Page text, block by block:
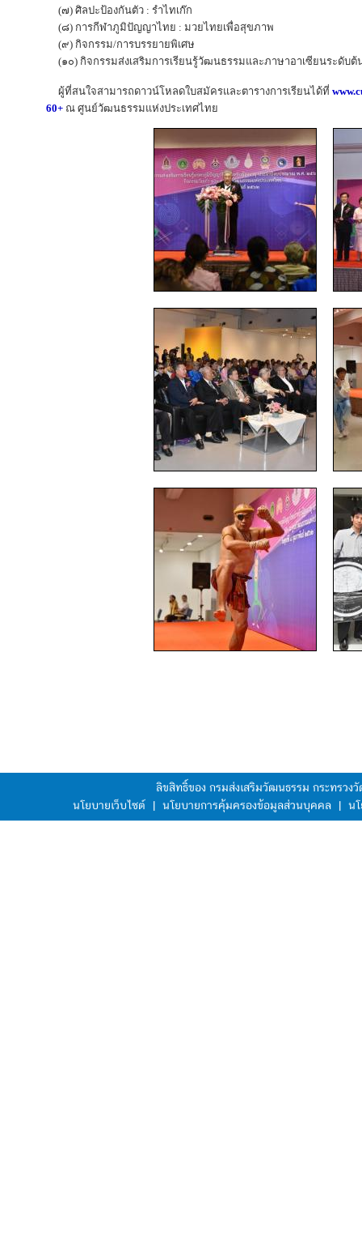
(๗) ศิลปะป้องกันตัว : รำไทเก๊ก
(๘) การกีฬาภูมิปัญญาไทย : มวยไทยเพื่อสุขภาพ
(๙) กิจกรรม/การบรรยายพิเศษ
(๑๐) กิจกรรมส่งเสริมการเรียนรู้วัฒนธรรมและภาษาอาเซียนระดับต้
ผู้ที่สนใจสามารถดาวน์โหลดใบสมัครและตารางการเรียนได้ที่
60+ณ ศูนย์วัฒนธรรมแห่งประเทศไทย
ลิขสิทธิ์ของ กรมส่งเสริมวัฒนธรรม กระทรว
นโยบายเว็บไซต์
| นโยบายการคุ้มครองข้อมูลส่วนบุคคล | น